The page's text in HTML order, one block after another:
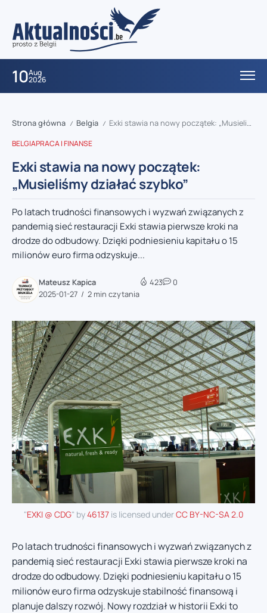
10Aug
2026
Strona główna / Belgia / Exki stawia na nowy początek: „Musieliśmy działać szybko”
BELGIAPRACA I FINANSE
Exki stawia na nowy początek:
„Musieliśmy działać szybko”
Po latach trudności finansowych i wyzwań związanych z
pandemią sieć restauracji Exki stawia pierwsze kroki na
drodze do odbudowy. Dzięki podniesieniu kapitału o 15
milionów euro firma odzyskuje...
Mateusz Kapica
2025-01-27
2 min czytania
423 0
"EXKI @ CDG" by46137is licensed underCC BY-NC-SA 2.0
Po latach trudności finansowych i wyzwań związanych z
pandemią sieć restauracji Exki stawia pierwsze kroki na
drodze do odbudowy. Dzięki podniesieniu kapitału o 15
milionów euro firma odzyskuje stabilność finansową i
planuje dalszy rozwój. Nowy rozdział w historii Exki to